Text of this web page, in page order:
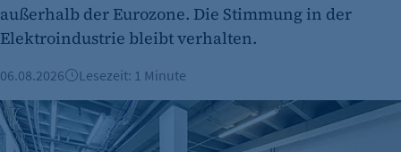
Benutzer-Sessions (z. B. bei Login, Umfrage
oder Formularen). Wird auch bei Caching zur
Identifizierung verwendet.
Cookie Laufzeit:
Session
Cookie Consent
außerhalb der Eurozone. Die Stimmung in der
Elektroindustrie bleibt verhalten.
06.08.2026 Lesezeit: 1 Minute
Büroimmobilien Berlin: Starkes Wachstum im ersten